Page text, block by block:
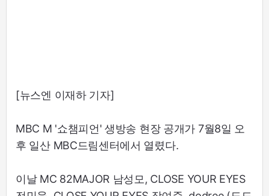
[뉴스엔 이재하 기자]
MBC M '쇼챔피언' 생방송 현장 공개가 7월8일 오
후 일산 MBC드림센터에서 열렸다.
이날 MC 82MAJOR 남성모, CLOSE YOUR EYES